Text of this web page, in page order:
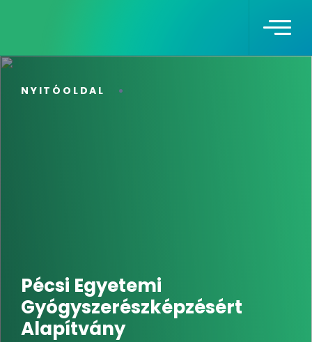
NYITÓOLDAL
Pécsi Egyetemi
Gyógyszerészképzésért
Alapítvány